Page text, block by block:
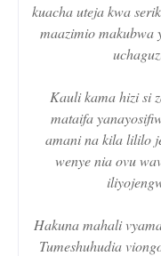
kuacha uteja kwa
maazimio makubwa
Kauli kama hizi si
mataifa
amani na kila lililo
wenye nia ovu
Hakuna mahali
Tumeshuhudia